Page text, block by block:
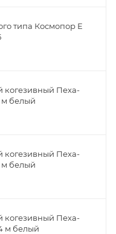
типа Космопор Е
Пеха-
м белый
Пеха-
м белый
Пеха-
м белый